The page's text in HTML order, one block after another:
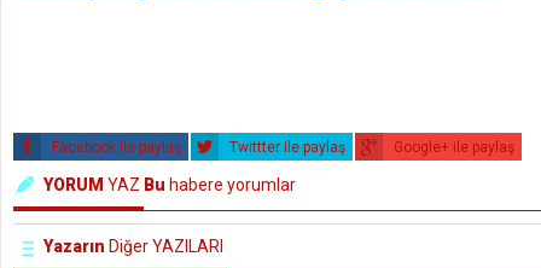
Facebook ile paylaş Twittter ile paylaş Google+ ile paylaş
YORUM YAZ Bu habere yorumlar
Yazarın Diğer YAZILARI